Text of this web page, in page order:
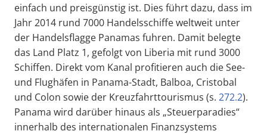
einfach und preisgünstig ist. Dies führt dazu, dass im
Jahr 2014 rund 7000 Handelsschiffe weltweit unter
der Handelsflagge Panamas fuhren. Damit belegte
das Land Platz 1, gefolgt von Liberia mit rund 3000
Schiffen. Direkt vom Kanal profitieren auch die See-
und Flughäfen in Panama-Stadt, Balboa, Cristobal
und Colon sowie der Kreuzfahrttourismus (s. 272.2).
Panama wird darüber hinaus als „Steuerparadies“
innerhalb des internationalen Finanzsystems